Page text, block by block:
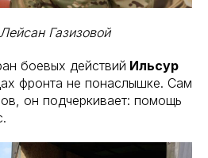
Газизовой
боевых действий Ильсур
фронта не понаслышке. Сам
он подчеркивает: помощь